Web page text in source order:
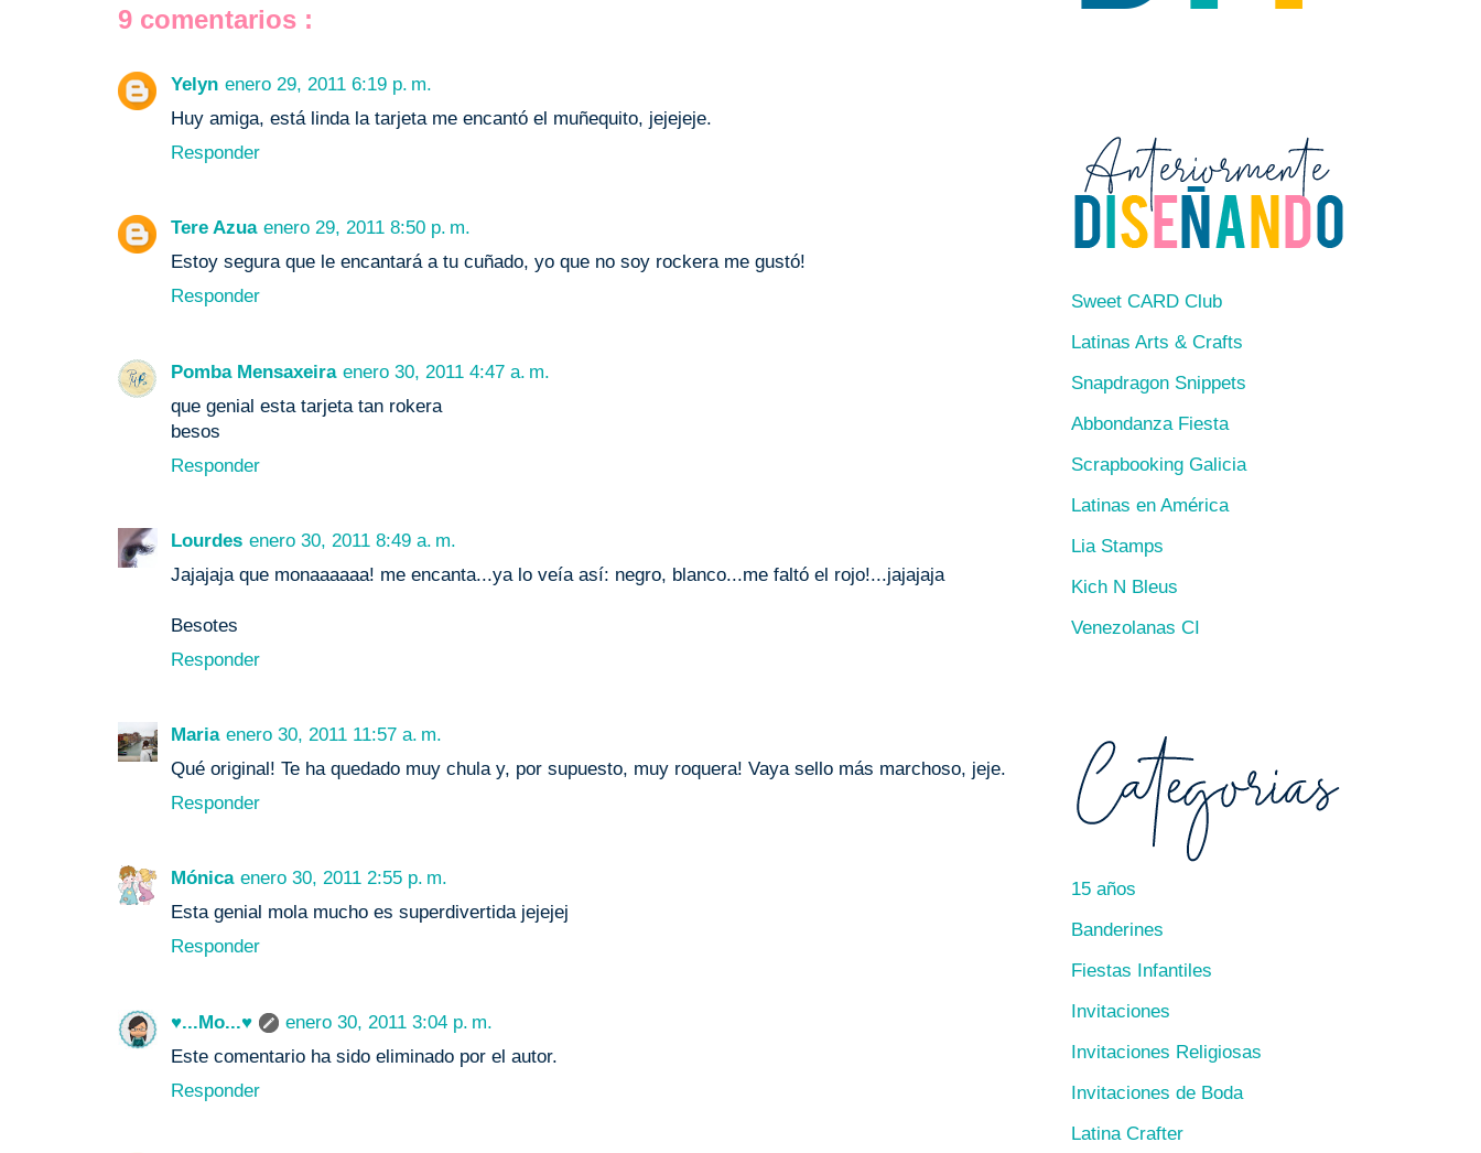
9 comentarios :
Yelyn enero 29, 2011 6:19 p. m.
Huy amiga, está linda la tarjeta me encantó el muñequito, jejejeje.
Responder
Tere Azua enero 29, 2011 8:50 p. m.
Estoy segura que le encantará a tu cuñado, yo que no soy rockera me gustó!
Responder
Pomba Mensaxeira enero 30, 2011 4:47 a. m.
que genial esta tarjeta tan rokera
besos
Responder
Lourdes enero 30, 2011 8:49 a. m.
Jajajaja que monaaaaaa! me encanta...ya lo veía así: negro, blanco...me faltó el rojo!...jajajaja
Besotes
Responder
Maria enero 30, 2011 11:57 a. m.
Qué original! Te ha quedado muy chula y, por supuesto, muy roquera! Vaya sello más marchoso, jeje.
Responder
Mónica enero 30, 2011 2:55 p. m.
Esta genial mola mucho es superdivertida jejejej
Responder
♥...Mo...♥
enero 30, 2011 3:04 p. m.
Este comentario ha sido eliminado por el autor.
Responder
Sweet CARD Club
Latinas Arts & Crafts
Snapdragon Snippets
Abbondanza Fiesta
Scrapbooking Galicia
Latinas en América
Lia Stamps
Kich N Bleus
Venezolanas CI
15 años
Banderines
Fiestas Infantiles
Invitaciones
Invitaciones Religiosas
Invitaciones de Boda
Latina Crafter